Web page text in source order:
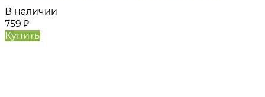
В наличии
759 ₽
Купить